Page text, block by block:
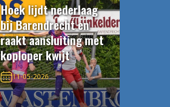
Hoek lijdt nederlaag
bij Barendrecht en
raakt aansluiting met
koploper kwijt
11-05-2026